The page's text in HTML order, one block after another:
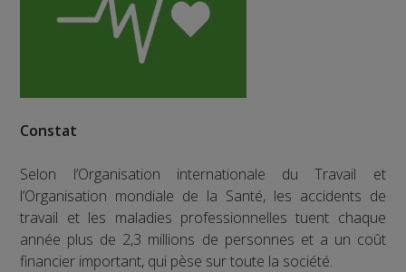
Constat
Selon l’Organisation internationale du Travail et
l’Organisation mondiale de la Santé, les accidents de
travail et les maladies professionnelles tuent chaque
année plus de 2,3 millions de personnes et a un coût
financier important, qui pèse sur toute la société.